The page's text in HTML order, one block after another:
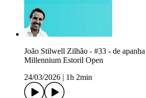
João Stilwell Zilhão - #33 - de
Millennium Estoril Open
24/03/2026
1h 2min